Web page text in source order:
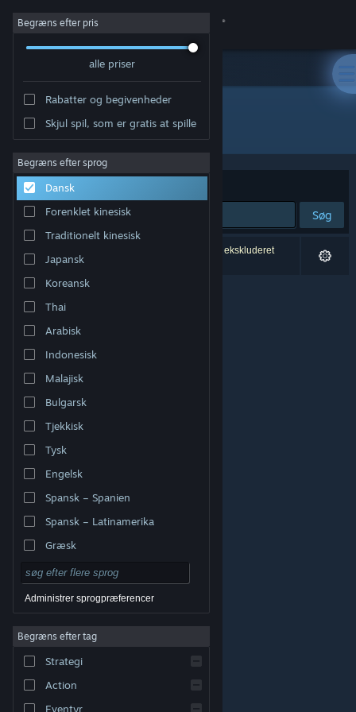
Log på
Om
Support
Skift sprog
Hent Steam-mobilappen
Vis desktop-webside
varemærker tilhører deres respektive indehavere i USA
Tilgængelighed
Refunderinger|
Begræns efter pris
alle priser
Rabatter og begivenheder
Skjul spil, som er gratis at spille
Begræns efter sprog
Dansk
Forenklet kinesisk
Traditionelt kinesisk
Japansk
Koreansk
Thai
Arabisk
Indonesisk
Malajisk
Bulgarsk
Tjekkisk
Tysk
Engelsk
Spansk – Spanien
Spansk – Latinamerika
Græsk
Administrer sprogpræferencer
Begræns efter tag
Strategi
Action
Eventyr
Udvikler: Dave Del Castillo
Sorter efter Relevans
Søg
0 resultater matcher din søgning. 1 titel er blevet ekskluderet
baseret på dine præferencer.